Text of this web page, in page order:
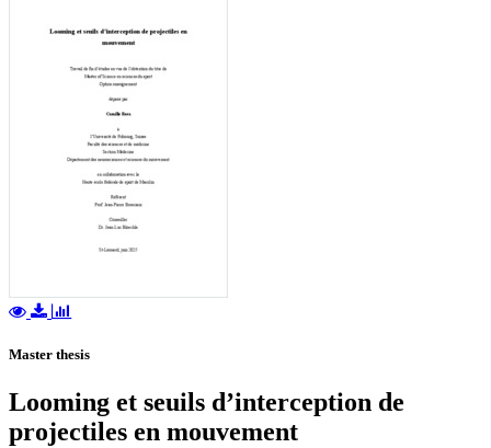
Master thesis
Looming et seuils d’interception de
projectiles en mouvement